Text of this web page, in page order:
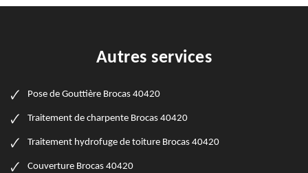
Autres services
Pose de Gouttière Brocas 40420
Traitement de charpente Brocas 40420
Traitement hydrofuge de toiture Brocas 40420
Couverture Brocas 40420